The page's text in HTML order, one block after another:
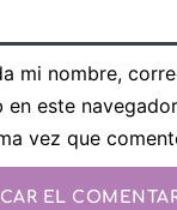
mi nombre,
en este
vez que